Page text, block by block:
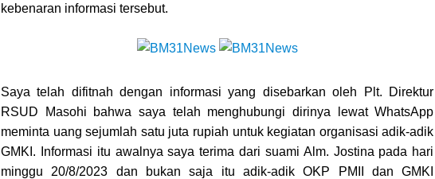
kebenaran informasi tersebut.
Saya telah difitnah dengan informasi yang disebarkan oleh Plt. Direktur
RSUD Masohi bahwa saya telah menghubungi dirinya lewat WhatsApp
meminta uang sejumlah satu juta rupiah untuk kegiatan organisasi adik-adik
GMKI. Informasi itu awalnya saya terima dari suami Alm. Jostina pada hari
minggu 20/8/2023 dan bukan saja itu adik-adik OKP PMII dan GMKI